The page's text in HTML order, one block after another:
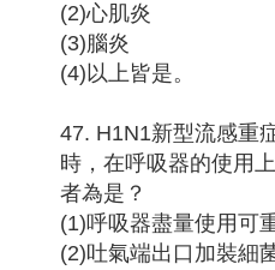
(2)心肌炎
(3)腦炎
(4)以上皆是。
47. H1N1新型流感重
時，在呼吸器的使用
者為是？
(1)呼吸器盡量使用可
(2)吐氣端出口加裝細